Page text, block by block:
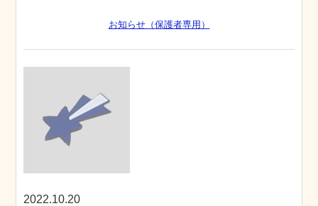
お知らせ（保護者専用）
2022.10.20